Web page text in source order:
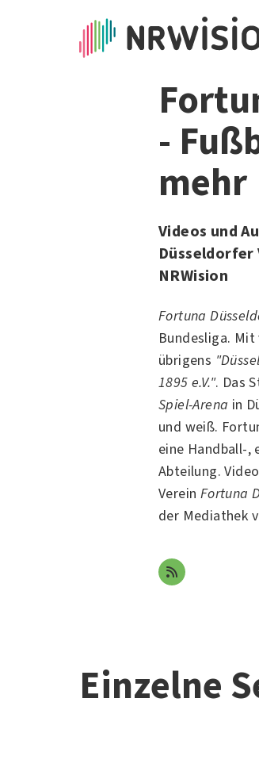
-
mehr
Videos und
Düsseldorfer
NRWision
Fortuna
Bundesliga.
übrigens
1895 e.V.". Das
Spiel-Arena in
und weiß.
eine Handball-,
Abteilung.
Verein Fortuna
der Mediathek
Einzelne